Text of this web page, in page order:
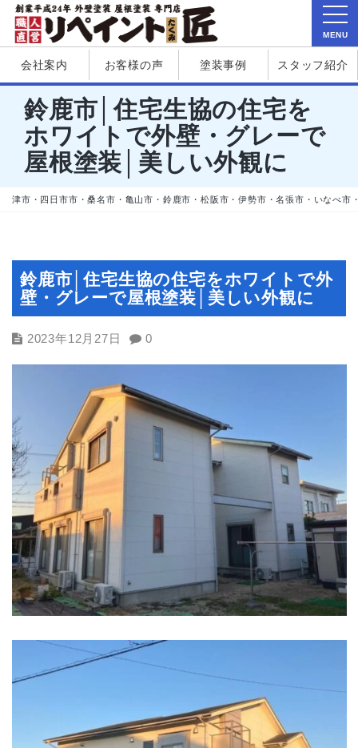
会社案内 お客様の声 塗装事例 スタッフ紹介
鈴鹿市│住宅生協の住宅を
ホワイトで外壁・グレーで
屋根塗装│美しい外観に
津市・四日市市・桑名市・亀山市・鈴鹿市・松阪市・伊勢市・名張市・いなべ市
鈴鹿市│住宅生協の住宅をホワイトで外
壁・グレーで屋根塗装│美しい外観に
2023年12月27日 0
MENU